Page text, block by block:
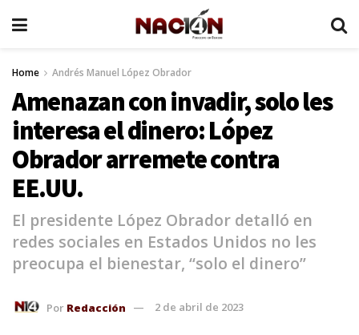
Home Andrés Manuel López Obrador
Amenazan con invadir, solo les
interesa el dinero: López
Obrador arremete contra
EE.UU.
El presidente López Obrador detalló en
redes sociales en Estados Unidos no les
preocupa el bienestar, “solo el dinero”
Por Redacción 2 de abril de 2023